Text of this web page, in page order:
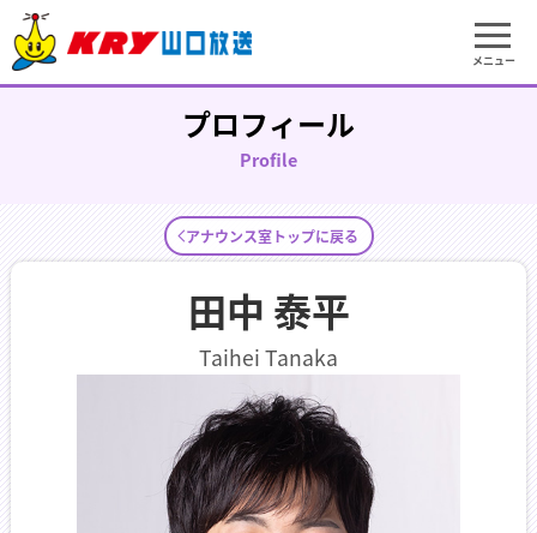
メニュー
プロフィール
Profile
アナウンス室トップに戻る
田中 泰平
Taihei Tanaka